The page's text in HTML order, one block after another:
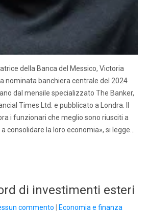
della Banca del Messico, Victoria
nominata banchiera centrale del 2024
dal mensile specializzato The Banker,
Times Ltd. e pubblicato a Londra. Il
i funzionari che meglio sono riusciti a
consolidare la loro economia», si legge…
di investimenti esteri
commento Economia e finanza